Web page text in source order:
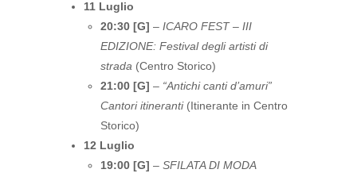
11 Luglio
20:30 [G] – ICARO FEST – III
EDIZIONE: Festival degli artisti di
strada (Centro Storico)
21:00 [G] – “Antichi canti d’amuri”
Cantori itineranti(Itinerante in Centro
Storico)
12 Luglio
19:00 [G] – SFILATA DI MODA